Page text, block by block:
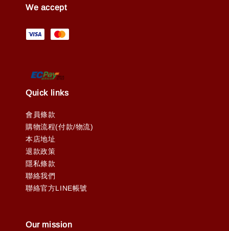
We accept
Quick links
會員條款
購物流程(付款/物流)
本店地址
退款政策
隱私條款
聯絡我們
聯絡官方LINE帳號
Our mission